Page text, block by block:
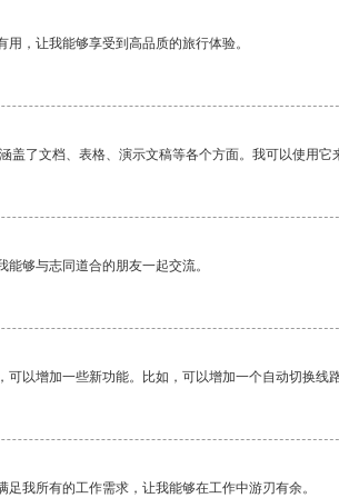
，让我能够享受到高品质的旅行体验。
盖了文档、表格、演示文稿等各个方面。我可以使用它
够与志同道合的朋友一起交流。
以增加一些新功能。比如，可以增加一个自动切换
我所有的工作需求，让我能够在工作中游刃有余。